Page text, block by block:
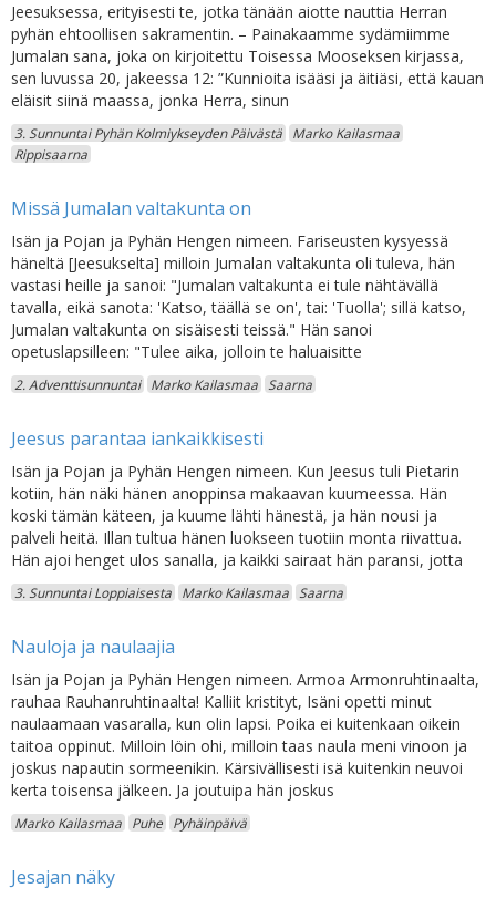
Jeesuksessa, erityisesti te, jotka tänään aiotte nauttia Herran
pyhän ehtoollisen sakramentin. – Painakaamme sydämiimme
Jumalan sana, joka on kirjoitettu Toisessa Mooseksen kirjassa,
sen luvussa 20, jakeessa 12: ”Kunnioita isääsi ja äitiäsi, että kauan
eläisit siinä maassa, jonka Herra, sinun
3. Sunnuntai Pyhän Kolmiykseyden Päivästä
Marko Kailasmaa
Rippisaarna
Missä Jumalan valtakunta on
Isän ja Pojan ja Pyhän Hengen nimeen. Fariseusten kysyessä
häneltä [Jeesukselta] milloin Jumalan valtakunta oli tuleva, hän
vastasi heille ja sanoi: "Jumalan valtakunta ei tule nähtävällä
tavalla, eikä sanota: 'Katso, täällä se on', tai: 'Tuolla'; sillä katso,
Jumalan valtakunta on sisäisesti teissä." Hän sanoi
opetuslapsilleen: "Tulee aika, jolloin te haluaisitte
2. Adventtisunnuntai Marko Kailasmaa Saarna
Jeesus parantaa iankaikkisesti
Isän ja Pojan ja Pyhän Hengen nimeen. Kun Jeesus tuli Pietarin
kotiin, hän näki hänen anoppinsa makaavan kuumeessa. Hän
koski tämän käteen, ja kuume lähti hänestä, ja hän nousi ja
palveli heitä. Illan tultua hänen luokseen tuotiin monta riivattua.
Hän ajoi henget ulos sanalla, ja kaikki sairaat hän paransi, jotta
3. Sunnuntai Loppiaisesta Marko Kailasmaa Saarna
Nauloja ja naulaajia
Isän ja Pojan ja Pyhän Hengen nimeen. Armoa Armonruhtinaalta,
rauhaa Rauhanruhtinaalta! Kalliit kristityt, Isäni opetti minut
naulaamaan vasaralla, kun olin lapsi. Poika ei kuitenkaan oikein
taitoa oppinut. Milloin löin ohi, milloin taas naula meni vinoon ja
joskus napautin sormeenikin. Kärsivällisesti isä kuitenkin neuvoi
kerta toisensa jälkeen. Ja joutuipa hän joskus
Marko Kailasmaa Puhe Pyhäinpäivä
Jesajan näky